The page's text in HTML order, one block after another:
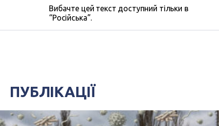
Вибачте цей текст доступний тільки в
“Російська”.
ПУБЛІКАЦІЇ